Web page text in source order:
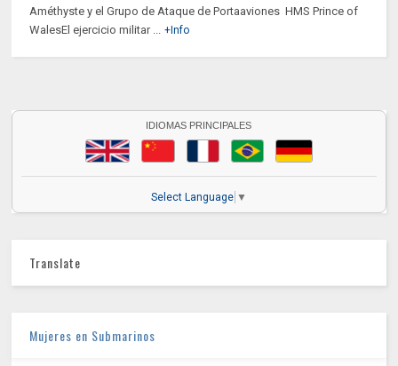
Améthyste y el Grupo de Ataque de Portaaviones HMS Prince of
WalesEl ejercicio militar ... +Info
IDIOMAS PRINCIPALES
Select Language ▼
Translate
Mujeres en Submarinos